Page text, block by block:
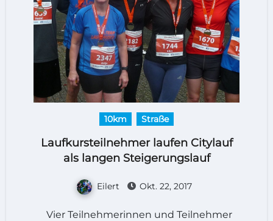
10km Straße
Laufkursteilnehmer laufen Citylauf
als langen Steigerungslauf
Eilert Okt. 22, 2017
Vier Teilnehmerinnen und Teilnehmer